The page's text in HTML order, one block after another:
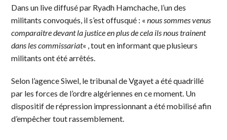
Dans un live diffusé par Ryadh Hamchache, l’un des
militants convoqués, il s’est offusqué : «nous sommes venus
comparaitre devant la justice en plus de cela ils nous trainent
dans les commissariat« , tout en informant que plusieurs
militants ont été arrêtés.
Selon l’agence Siwel, le tribunal de Vgayet a été quadrillé
par les forces de l’ordre algériennes en ce moment. Un
dispositif de répression impressionnant a été mobilisé afin
d’empêcher tout rassemblement.